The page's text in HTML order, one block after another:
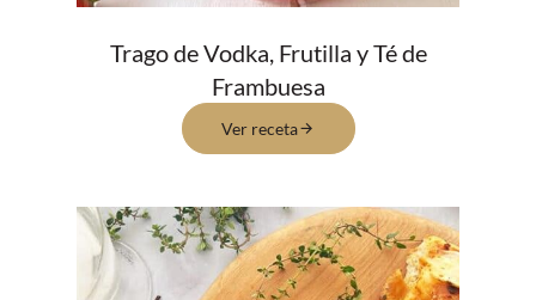
Trago de Vodka, Frutilla y Té de
Frambuesa
Ver receta